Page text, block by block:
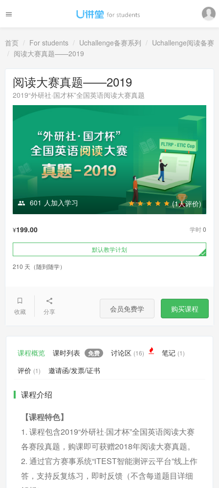
首页 For students Uchallenge备赛系列
Uchallenge阅读备赛
阅读大赛真题——2019
阅读大赛真题——2019
2019“外研社·国才杯”全国英语阅读大赛真题
601 人加入学习 (1人评价)
¥199.00 学时0
默认教学计划
210 天（随到随学）
收藏 分享 会员免费学 购买课程
课程概览 课时列表 免费 讨论区 (16) 笔记 (1)
评价 (1) 邀请函/发票/证书
课程介绍
【课程特色】
1. 课程包含2019“外研社·国才杯”全国英语阅读大赛
各赛段真题，购课即可获赠2018年阅读大赛真题。
2. 通过官方赛事系统“iTEST智能测评云平台”线上作
答，支持反复练习，即时反馈（不含每道题目详细